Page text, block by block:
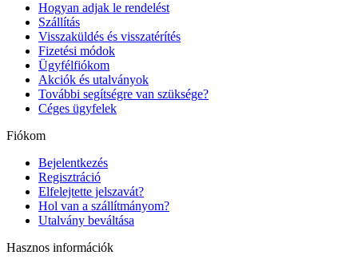
Hogyan adjak le rendelést
Szállítás
Visszaküldés és visszatérítés
Fizetési módok
Ügyfélfiókom
Akciók és utalványok
További segítségre van szüksége?
Céges ügyfelek
Fiókom
Bejelentkezés
Regisztráció
Elfelejtette jelszavát?
Hol van a szállítmányom?
Utalvány beváltása
Hasznos információk